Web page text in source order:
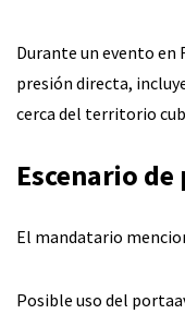
Durante un evento en
presión directa,
cerca del territorio
Escenario
El mandatario
Posible uso del